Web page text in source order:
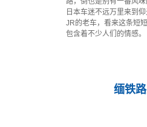
日本车迷不远万里来到
JR的老车，看来这条短
包含着不少人们的情感。
缅铁